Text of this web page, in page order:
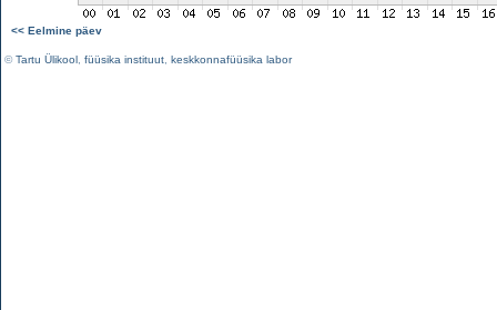
<< Eelmine päev
©Tartu Ülikool füüsika instituut keskkonnafüüsika labor